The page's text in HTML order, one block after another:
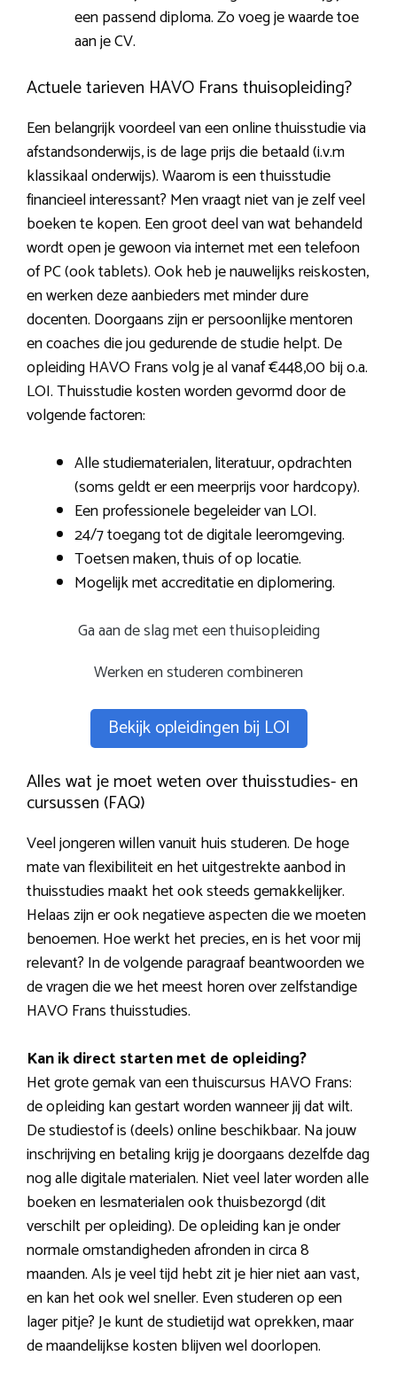
een passend diploma. Zo voeg je waarde toe
aan je CV.
Actuele tarieven HAVO Frans thuisopleiding?
Een belangrijk voordeel van een online thuisstudie via
afstandsonderwijs, is de lage prijs die betaald (i.v.m
klassikaal onderwijs). Waarom is een thuisstudie
financieel interessant? Men vraagt niet van je zelf veel
boeken te kopen. Een groot deel van wat behandeld
wordt open je gewoon via internet met een telefoon
of PC (ook tablets). Ook heb je nauwelijks reiskosten,
en werken deze aanbieders met minder dure
docenten. Doorgaans zijn er persoonlijke mentoren
en coaches die jou gedurende de studie helpt. De
opleiding HAVO Frans volg je al vanaf €448,00 bij o.a.
LOI. Thuisstudie kosten worden gevormd door de
volgende factoren:
Alle studiematerialen, literatuur, opdrachten
(soms geldt er een meerprijs voor hardcopy).
Een professionele begeleider van LOI.
24/7 toegang tot de digitale leeromgeving.
Toetsen maken, thuis of op locatie.
Mogelijk met accreditatie en diplomering.
Ga aan de slag met een thuisopleiding
Werken en studeren combineren
Bekijk opleidingen bij LOI
Alles wat je moet weten over thuisstudies- en
cursussen (FAQ)
Veel jongeren willen vanuit huis studeren. De hoge
mate van flexibiliteit en het uitgestrekte aanbod in
thuisstudies maakt het ook steeds gemakkelijker.
Helaas zijn er ook negatieve aspecten die we moeten
benoemen. Hoe werkt het precies, en is het voor mij
relevant? In de volgende paragraaf beantwoorden we
de vragen die we het meest horen over zelfstandige
HAVO Frans thuisstudies.
Kan ik direct starten met de opleiding?
Het grote gemak van een thuiscursus HAVO Frans:
de opleiding kan gestart worden wanneer jij dat wilt.
De studiestof is (deels) online beschikbaar. Na jouw
inschrijving en betaling krijg je doorgaans dezelfde dag
nog alle digitale materialen. Niet veel later worden alle
boeken en lesmaterialen ook thuisbezorgd (dit
verschilt per opleiding). De opleiding kan je onder
normale omstandigheden afronden in circa 8
maanden. Als je veel tijd hebt zit je hier niet aan vast,
en kan het ook wel sneller. Even studeren op een
lager pitje? Je kunt de studietijd wat oprekken, maar
de maandelijkse kosten blijven wel doorlopen.